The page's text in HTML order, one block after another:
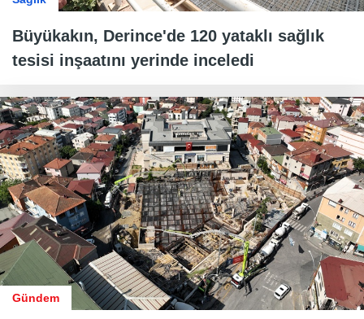
Büyükakın, Derince'de 120 yataklı sağlık
tesisi inşaatını yerinde inceledi
Gündem